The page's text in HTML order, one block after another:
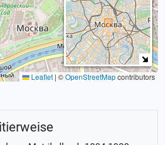
Leaflet | ©OpenStreetMapcontributors